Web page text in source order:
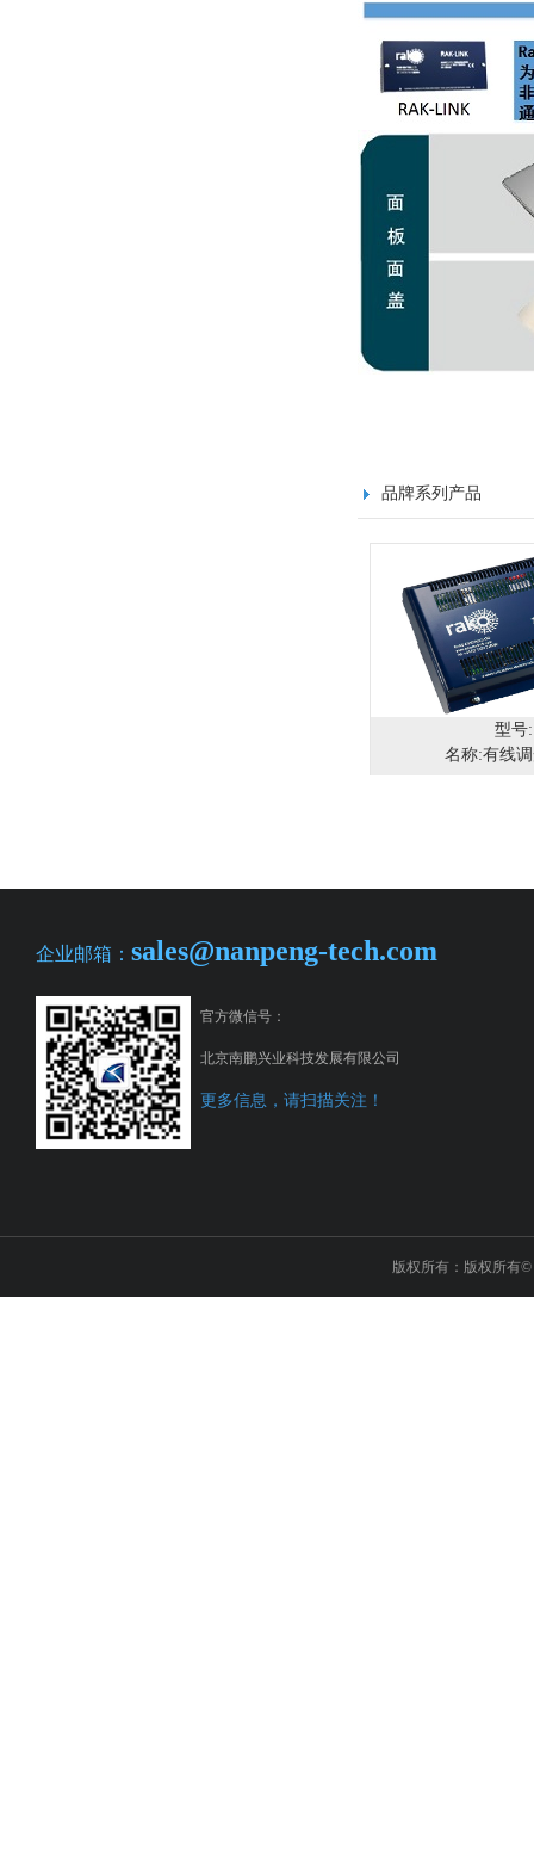
品牌系列产品
型号:
名称:有线
企业邮箱： sales@nanpeng-tech.com
官方微信号：
北京南鹏兴业科技发展有限公司
更多信息，请扫描关注！
版权所有：版权所有